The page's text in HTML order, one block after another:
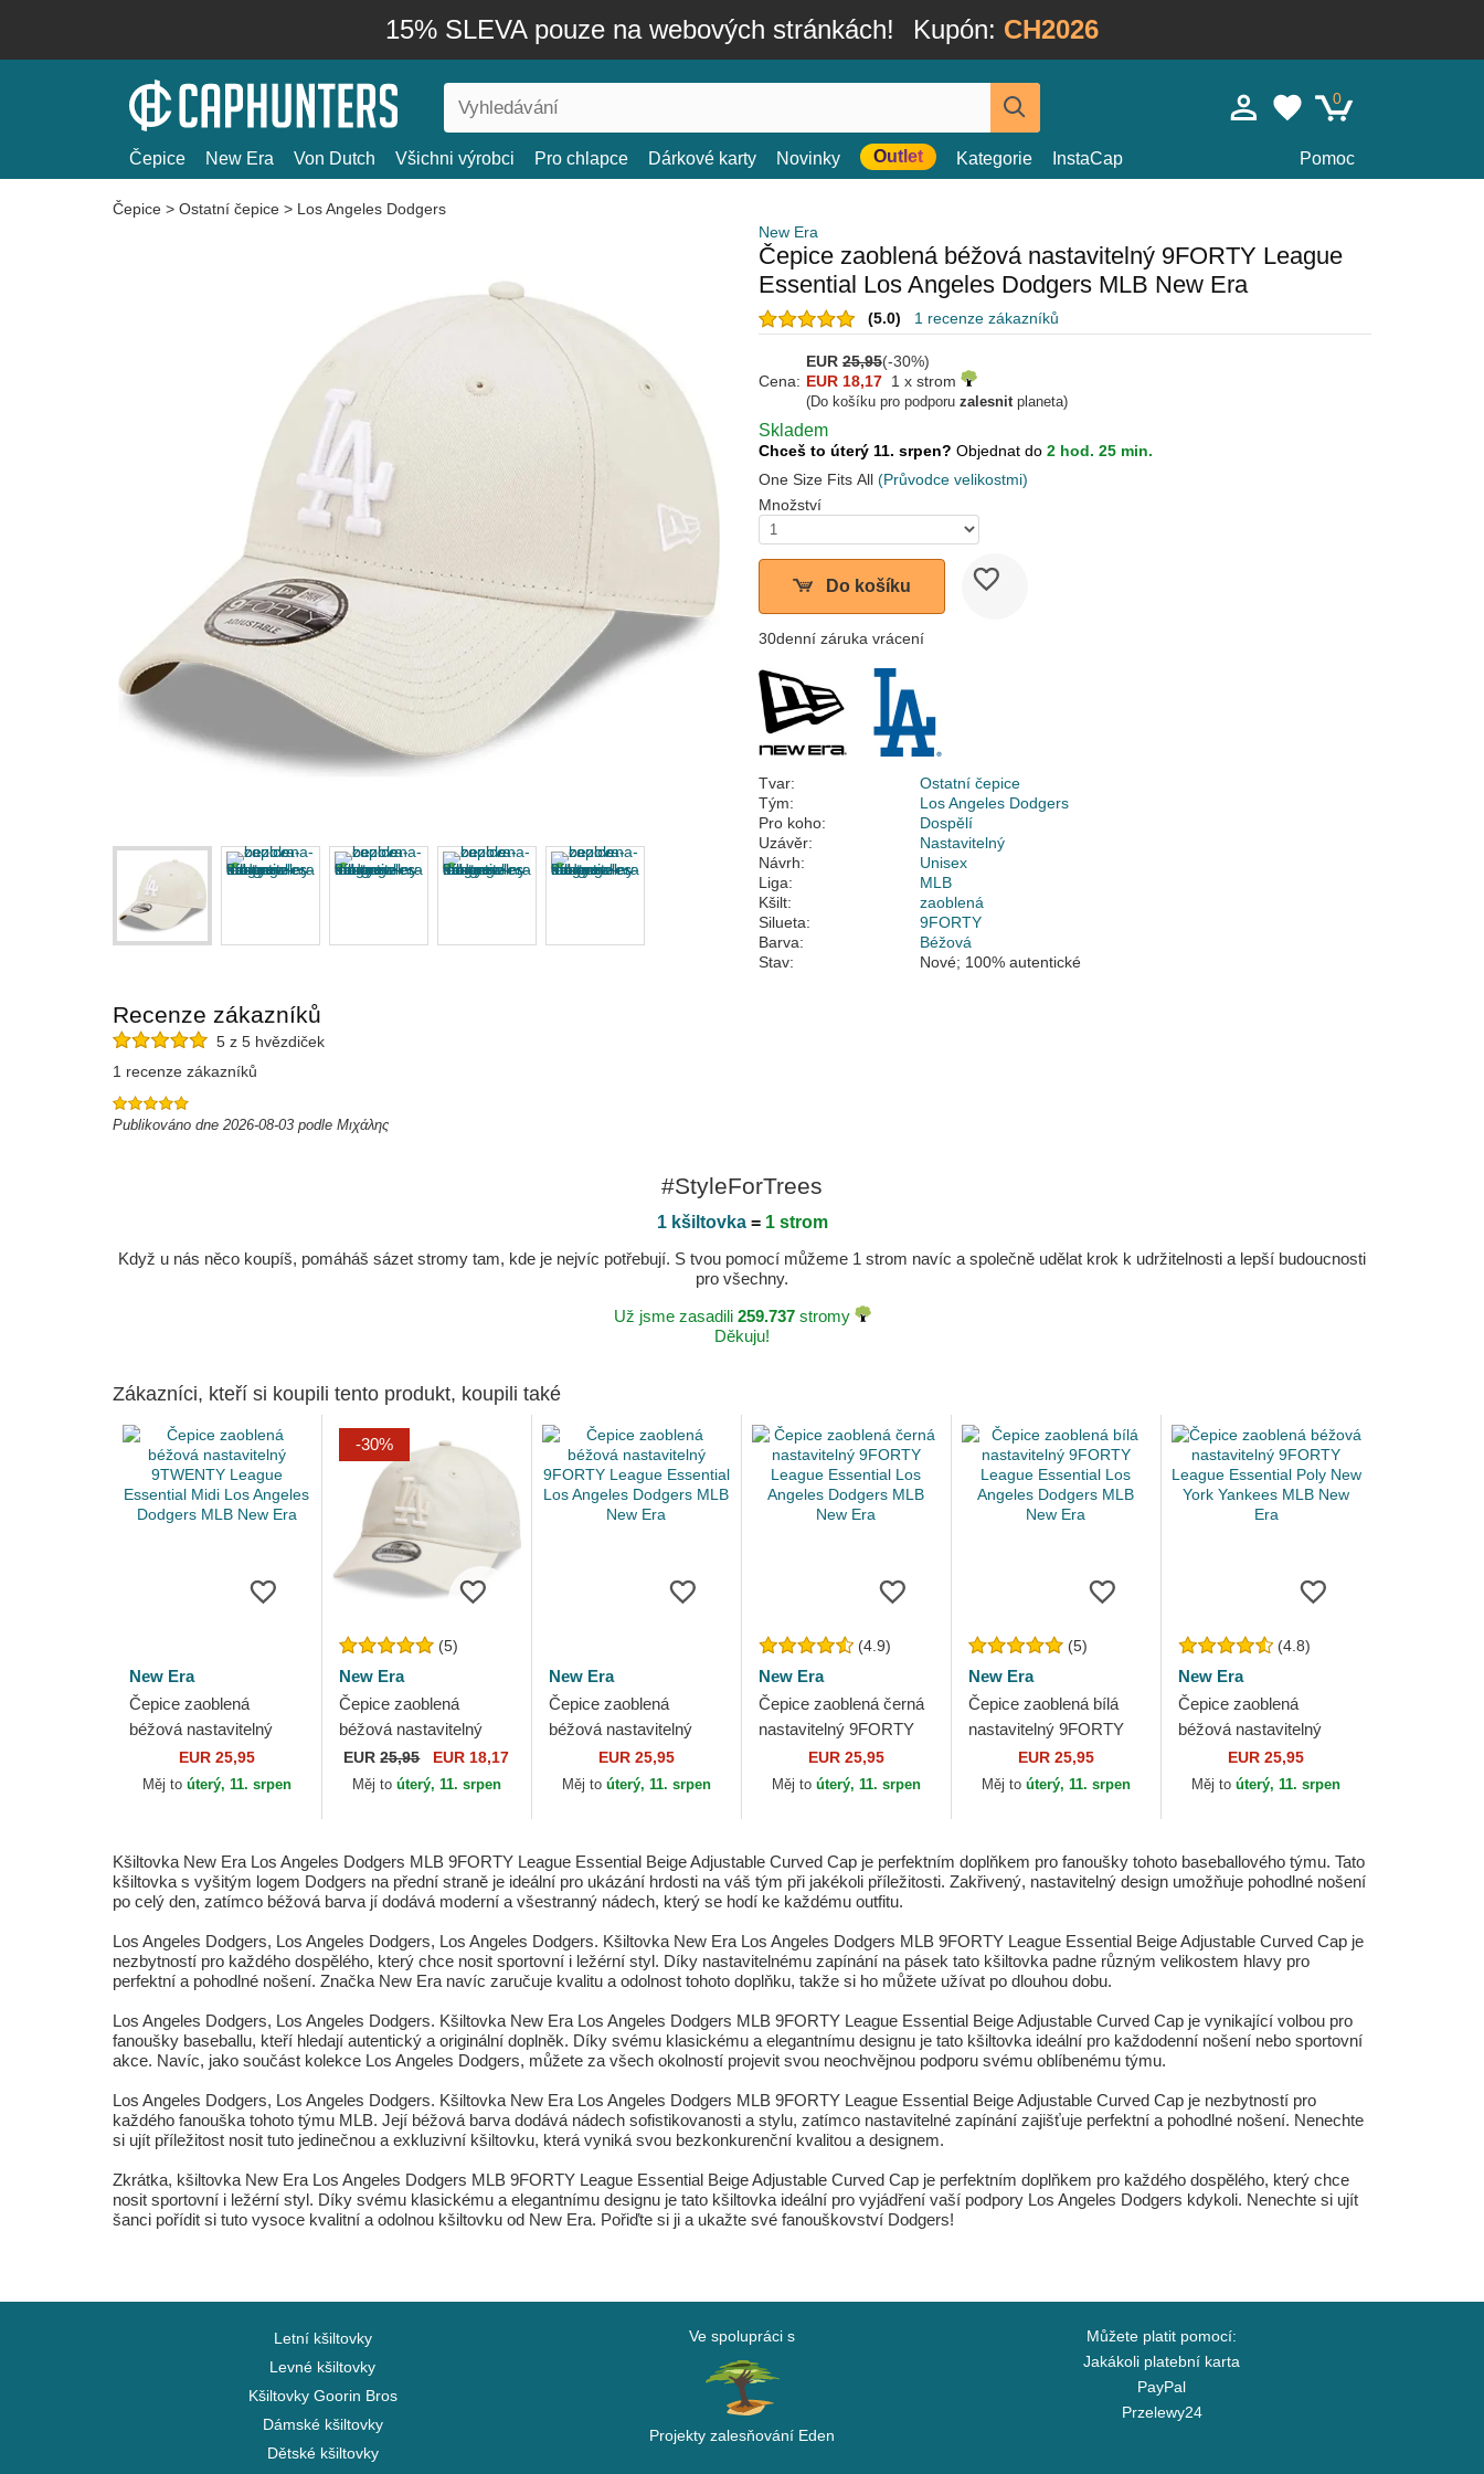
15% SLEVA pouze na webových stránkách! Kupón: CH2026
0
Čepice New Era Von Dutch Všichni výrobci Pro chlapce Dárkové karty Novinky Outlet Kategorie InstaCap Pomoc
Čepice > Ostatní čepice > Los Angeles Dodgers
New Era
Čepice zaoblená béžová nastavitelný 9FORTY League
Essential Los Angeles Dodgers MLB New Era
(5.0) 1 recenze zákazníků
EUR 25,95(-30%)
Cena: EUR 18,17 1 x strom
(Do košíku pro podporu zalesnitplaneta)
Skladem
Chceš to úterý 11. srpen? Objednat do 2 hod. 25 min.
One Size Fits All (Průvodce velikostmi)
Množství
Do košíku
30denní záruka vrácení
Tvar:
Ostatní čepice
Tým:
Los Angeles Dodgers
Pro koho:
Dospělí
Uzávěr:
Nastavitelný
Návrh:
Unisex
Liga:
MLB
Kšilt:
zaoblená
Silueta:
9FORTY
Barva:
Béžová
Stav:
Nové; 100% autentické
Recenze zákazníků
5 z 5 hvězdiček
1 recenze zákazníků
Publikováno dne 2026-08-03 podle Μιχάλης
#StyleForTrees
1 kšiltovka= 1 strom
Když u nás něco koupíš, pomáháš sázet stromy tam, kde je nejvíc potřebují. S tvou pomocí můžeme 1 strom navíc a společně udělat krok k udržitelnosti a lepší budoucnosti
pro všechny.
Už jsme zasadili 259.737stromy
Děkuju!
Zákazníci, kteří si koupili tento produkt, koupili také
New Era
Čepice zaoblená
béžová nastavitelný
9TWENTY League
Essential Midi Los
EUR 25,95
Měj to úterý, 11. srpen
-30%
(5)
New Era
Čepice zaoblená
béžová nastavitelný
9TWENTY League
Essential Los Angeles
EUR25,95 EUR 18,17
Měj to úterý, 11. srpen
New Era
Čepice zaoblená
béžová nastavitelný
9FORTY League
Essential Los Angeles
EUR 25,95
Měj to úterý, 11. srpen
(4.9)
New Era
Čepice zaoblená černá
nastavitelný 9FORTY
League Essential Los
Angeles Dodgers MLB
EUR 25,95
Měj to úterý, 11. srpen
(5)
New Era
Čepice zaoblená bílá
nastavitelný 9FORTY
League Essential Los
Angeles Dodgers MLB
EUR 25,95
Měj to úterý, 11. srpen
(4.8)
New Era
Čepice zaoblená
béžová nastavitelný
9FORTY League
Essential Poly New
EUR 25,95
Měj toúterý, 11. srpen
Kšiltovka New Era Los Angeles Dodgers MLB 9FORTY League Essential Beige Adjustable Curved Cap je perfektním doplňkem pro fanoušky tohoto baseballového týmu. Tato
kšiltovka s vyšitým logem Dodgers na přední straně je ideální pro ukázání hrdosti na váš tým při jakékoli příležitosti. Zakřivený, nastavitelný design umožňuje pohodlné nošení
po celý den, zatímco béžová barva jí dodává moderní a všestranný nádech, který se hodí ke každému outfitu.
Los Angeles Dodgers, Los Angeles Dodgers, Los Angeles Dodgers. Kšiltovka New Era Los Angeles Dodgers MLB 9FORTY League Essential Beige Adjustable Curved Cap je
nezbytností pro každého dospělého, který chce nosit sportovní i ležérní styl. Díky nastavitelnému zapínání na pásek tato kšiltovka padne různým velikostem hlavy pro
perfektní a pohodlné nošení. Značka New Era navíc zaručuje kvalitu a odolnost tohoto doplňku, takže si ho můžete užívat po dlouhou dobu.
Los Angeles Dodgers, Los Angeles Dodgers. Kšiltovka New Era Los Angeles Dodgers MLB 9FORTY League Essential Beige Adjustable Curved Cap je vynikající volbou pro
fanoušky baseballu, kteří hledají autentický a originální doplněk. Díky svému klasickému a elegantnímu designu je tato kšiltovka ideální pro každodenní nošení nebo sportovní
akce. Navíc, jako součást kolekce Los Angeles Dodgers, můžete za všech okolností projevit svou neochvějnou podporu svému oblíbenému týmu.
Los Angeles Dodgers, Los Angeles Dodgers. Kšiltovka New Era Los Angeles Dodgers MLB 9FORTY League Essential Beige Adjustable Curved Cap je nezbytností pro
každého fanouška tohoto týmu MLB. Její béžová barva dodává nádech sofistikovanosti a stylu, zatímco nastavitelné zapínání zajišťuje perfektní a pohodlné nošení. Nenechte
si ujít příležitost nosit tuto jedinečnou a exkluzivní kšiltovku, která vyniká svou bezkonkurenční kvalitou a designem.
Zkrátka, kšiltovka New Era Los Angeles Dodgers MLB 9FORTY League Essential Beige Adjustable Curved Cap je perfektním doplňkem pro každého dospělého, který chce
nosit sportovní i ležérní styl. Díky svému klasickému a elegantnímu designu je tato kšiltovka ideální pro vyjádření vaší podpory Los Angeles Dodgers kdykoli. Nenechte si ujít
šanci pořídit si tuto vysoce kvalitní a odolnou kšiltovku od New Era. Pořiďte si ji a ukažte své fanouškovství Dodgers!
Letní kšiltovky
Levné kšiltovky
Kšiltovky Goorin Bros
Dámské kšiltovky
Dětské kšiltovky
Ve spolupráci s
Projekty zalesňování Eden
Můžete platit pomocí:
Jakákoli platební karta
PayPal
Przelewy24